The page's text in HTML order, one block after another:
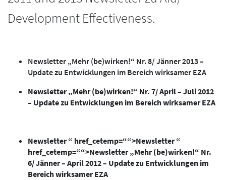
Development Effectiveness.
Newsletter „Mehr (be)wirken!“ Nr. 8/ Jänner 2013 –
Update zu Entwicklungen im Bereich wirksamer EZA
Newsletter „Mehr (be)wirken!“ Nr. 7/ April – Juli 2012
– Update zu Entwicklungen im Bereich wirksamer EZA
Newsletter “ href_cetemp=““>Newsletter “
href_cetemp=““>Newsletter „Mehr (be)wirken!“ Nr.
6/ Jänner – April 2012 – Update zu Entwicklungen im
Bereich wirksamer EZA